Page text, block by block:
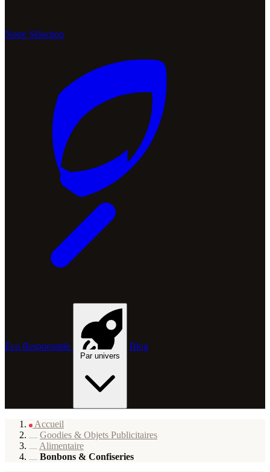
Notre Sélection
Éco Responsable
Par univers
Blog
Accueil
Goodies & Objets Publicitaires
Alimentaire
Bonbons & Confiseries